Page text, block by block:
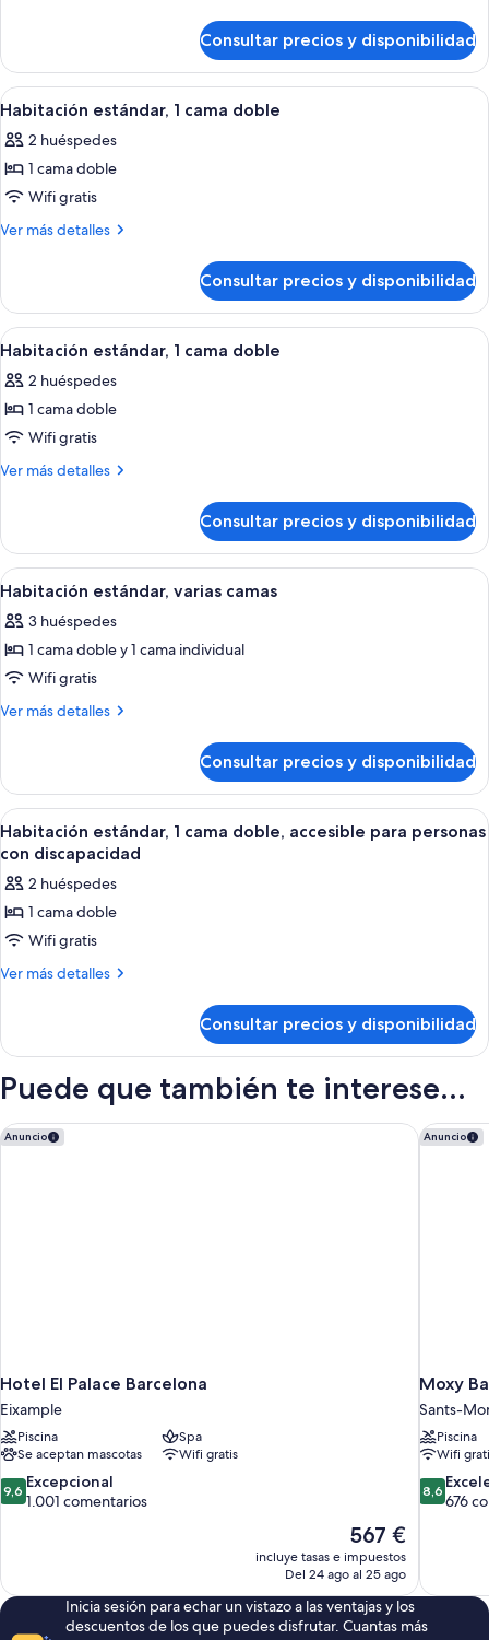
bedding
individuales
3
camas
individuales
Consultar precios y disponibilidad
Abrir
todas
las
fotos
de
Habitación
cama
doble
Habitación de hotel con cama,
8
Habitación estándar, 1 cama doble
2 huéspedes
1 cama doble
Wifi gratis
Ver más detalles
Más
estándar,
cama
Consultar precios y disponibilidad
Abrir
todas
las
fotos
de
Habitación
cama
doble
Habitación de hotel con cama,
8
Habitación estándar, 1 cama doble
2 huéspedes
1 cama doble
Wifi gratis
Ver más detalles
Más
estándar,
cama
Consultar precios y disponibilidad
Abrir
todas
las
fotos
de
Habitación
camas
Habitación de hotel con cama,
8
Habitación estándar, varias camas
3 huéspedes
1 cama doble y 1 cama individual
Wifi gratis
Ver más detalles
Más
estándar,
varias
camas
Consultar precios y disponibilidad
Abrir
todas
las
fotos
de
Habitación
estándar,
doble,
accesible
para
personas
con
Habitación de hotel con cama,
6
Habitación estándar, 1 cama doble, accesible para personas
con discapacidad
2 huéspedes
1 cama doble
Wifi gratis
Ver más detalles
Más
estándar,
cama
accesible
para
Consultar precios y disponibilidad
Puede que también te interese...
Anuncio
Hotel El Palace Barcelona
Eixample
Piscina
Spa
Se aceptan mascotas
Wifi gratis
9.6
sobre
9,6 Excepcional
1.001 comentarios
El
precio
actual
de
567 €
567 €
incluye tasas e impuestos
Del 24 ago al 25 ago
Hotel El Palace Barcelona Anuncio
Moxy
Sants-
Piscina
Wifi
8.6
sobre
8,6
676
Moxy
Inicia sesión para echar un vistazo a las ventajas y los
descuentos de los que puedes disfrutar. Cuantas más